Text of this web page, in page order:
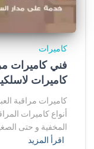
كاميرات
كاميرات
كاميرات مراقبة
أنواع كاميرات
المخفية و حتى
اقرأ المزيد